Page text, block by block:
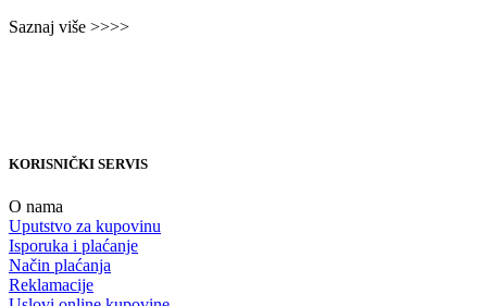
Saznaj više >>>>
KORISNIČKI SERVIS
O nama
Uputstvo za kupovinu
Isporuka i plaćanje
Način plaćanja
Reklamacije